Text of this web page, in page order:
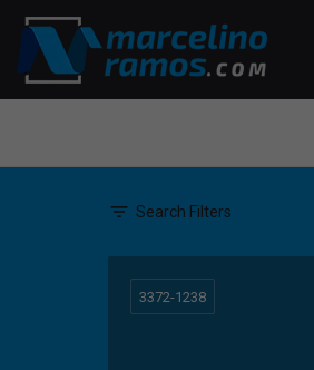
Search Filters
3372-1238